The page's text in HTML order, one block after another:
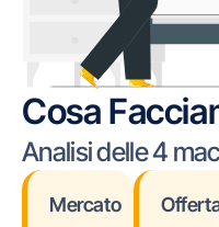
Cosa
Analisi delle 4
Mercato